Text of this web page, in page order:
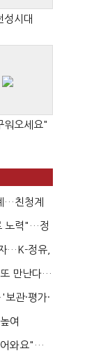
성시대
워오세요"
…친청계
노력"…정
…K-정유,
만난다…
관·평가·
여
어와요"…